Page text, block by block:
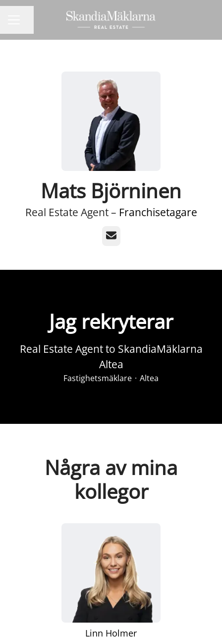
Mats Björninen
Real Estate Agent – Franchisetagare
E-post
Jag rekryterar
Real Estate Agent to SkandiaMäklarna
Altea
Fastighetsmäklare · Altea
Några av mina
kollegor
Linn Holmer